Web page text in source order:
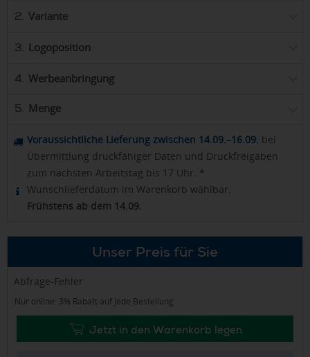
2. Variante
3. Logoposition
4. Werbeanbringung
5. Menge
Voraussichtliche Lieferung zwischen 14.09.–16.09. bei
Übermittlung druckfähiger Daten und Druckfreigaben
zum nächsten Arbeitstag bis 17 Uhr. *
Wunschlieferdatum im Warenkorb wählbar.
Frühstens ab dem 14.09.
Unser Preis für Sie
Abfrage-Fehler
Nur online: 3% Rabatt auf jede Bestellung
Jetzt in den Warenkorb legen